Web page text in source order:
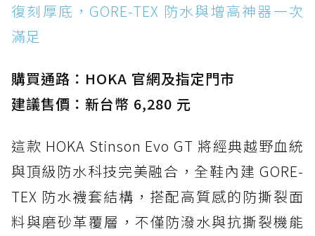
復刻厚底，GORE-TEX 防水與增高神器一次
滿足
購買通路：HOKA 官網及指定門市
建議售價：新台幣 6,280 元
這款 HOKA Stinson Evo GT 將經典越野血統
與頂級防水科技完美融合，全鞋內建 GORE-
TEX 防水襪套結構，搭配高質感的防撕裂面
料與磨砂革覆層，不僅防潑水與抗撕裂機能